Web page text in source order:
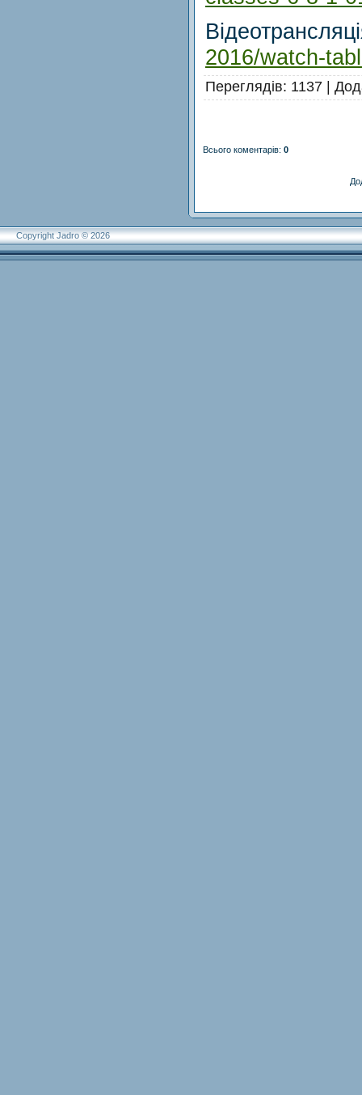
2016/watch-
Переглядів: 1137 |
Всього коментарів: 0
Copyright Jadro © 2026